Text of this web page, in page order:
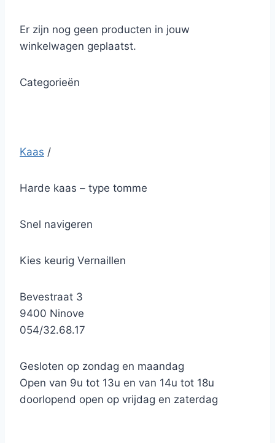
Er zijn nog geen producten in jouw
winkelwagen geplaatst.
Categorieën
Kaas /
Harde kaas – type tomme
Snel navigeren
Kies keurig Vernaillen
Bevestraat 3
9400 Ninove
054/32.68.17
Gesloten op zondag en maandag
Open van 9u tot 13u en van 14u tot 18u
doorlopend open op vrijdag en zaterdag